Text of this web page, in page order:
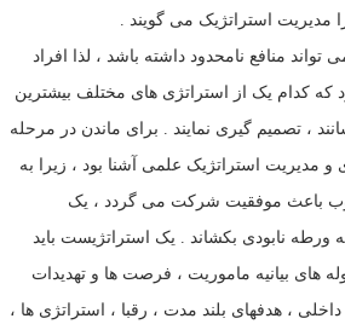
مديريت استراتژيک می گويند .
تواند منافع نامحدود داشته باشد ، لذا افراد
که کدام يک از استراتژی های مختلف بيشترين
، تصميم گيری نمايند . برای ماندن در مرحله
و مديريت استراتژيک علمی آشنا بود ، زيرا به
باعث موفقيت شرکت می گردد ، يک
ورطه نابودی بکشاند . يک استراتژيست بايد
های بيانيه ماموريت ، فرصت ها و تهديدات
، هدفهای بلند مدت ، رقبا ، استراتژی ها ،